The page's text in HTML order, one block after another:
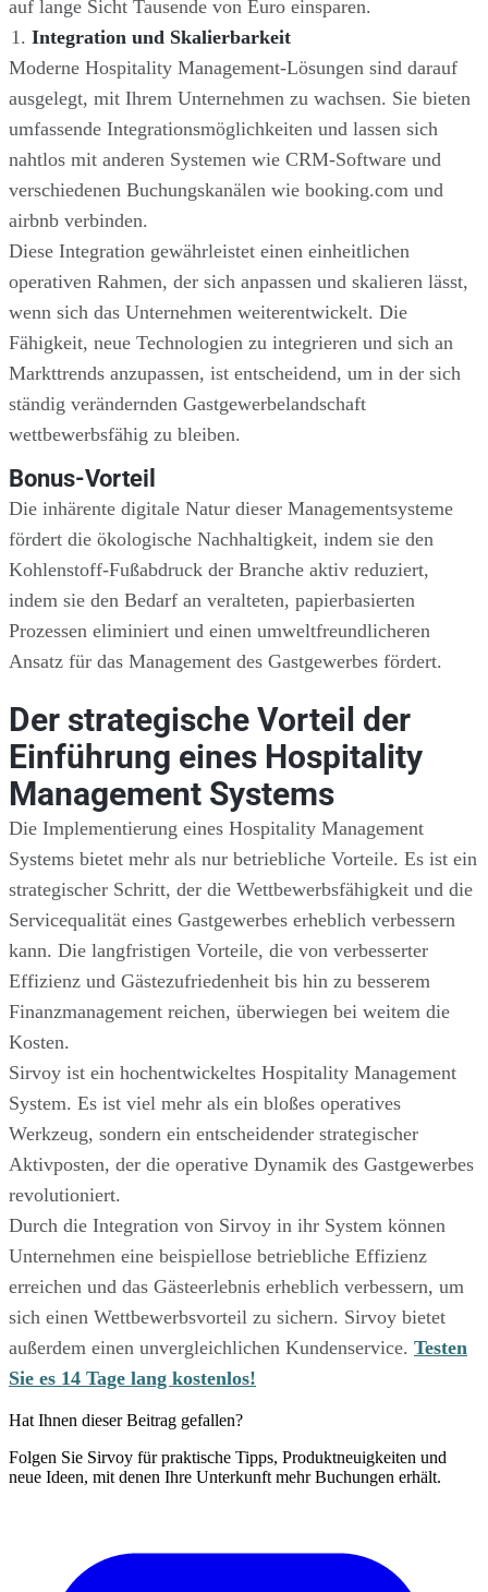
auf lange Sicht Tausende von Euro einsparen.
Integration und Skalierbarkeit
Moderne Hospitality Management-Lösungen sind darauf
ausgelegt, mit Ihrem Unternehmen zu wachsen. Sie bieten
umfassende Integrationsmöglichkeiten und lassen sich
nahtlos mit anderen Systemen wie CRM-Software und
verschiedenen Buchungskanälen wie booking.com und
airbnb verbinden.
Diese Integration gewährleistet einen einheitlichen
operativen Rahmen, der sich anpassen und skalieren lässt,
wenn sich das Unternehmen weiterentwickelt. Die
Fähigkeit, neue Technologien zu integrieren und sich an
Markttrends anzupassen, ist entscheidend, um in der sich
ständig verändernden Gastgewerbelandschaft
wettbewerbsfähig zu bleiben.
Bonus-Vorteil
Die inhärente digitale Natur dieser Managementsysteme
fördert die ökologische Nachhaltigkeit, indem sie den
Kohlenstoff-Fußabdruck der Branche aktiv reduziert,
indem sie den Bedarf an veralteten, papierbasierten
Prozessen eliminiert und einen umweltfreundlicheren
Ansatz für das Management des Gastgewerbes fördert.
Der strategische Vorteil der
Einführung eines Hospitality
Management Systems
Die Implementierung eines Hospitality Management
Systems bietet mehr als nur betriebliche Vorteile. Es ist ein
strategischer Schritt, der die Wettbewerbsfähigkeit und die
Servicequalität eines Gastgewerbes erheblich verbessern
kann. Die langfristigen Vorteile, die von verbesserter
Effizienz und Gästezufriedenheit bis hin zu besserem
Finanzmanagement reichen, überwiegen bei weitem die
Kosten.
Sirvoy ist ein hochentwickeltes Hospitality Management
System. Es ist viel mehr als ein bloßes operatives
Werkzeug, sondern ein entscheidender strategischer
Aktivposten, der die operative Dynamik des Gastgewerbes
revolutioniert.
Durch die Integration von Sirvoy in ihr System können
Unternehmen eine beispiellose betriebliche Effizienz
erreichen und das Gästeerlebnis erheblich verbessern, um
sich einen Wettbewerbsvorteil zu sichern. Sirvoy bietet
außerdem einen unvergleichlichen Kundenservice. Testen
Sie es 14 Tage lang kostenlos!
Hat Ihnen dieser Beitrag gefallen?
Folgen Sie Sirvoy für praktische Tipps, Produktneuigkeiten und
neue Ideen, mit denen Ihre Unterkunft mehr Buchungen erhält.